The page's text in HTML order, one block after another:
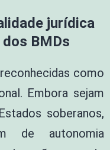
jurídica
BMDs
como
Embora sejam
soberanos,
de autonomia